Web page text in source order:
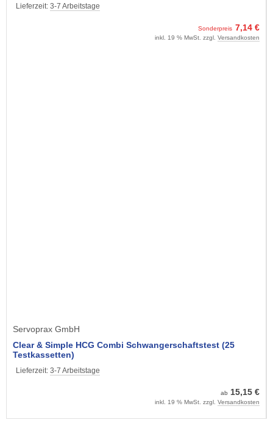
Lieferzeit: 3-7 Arbeitstage
Sonderpreis 7,14 €
inkl. 19 % MwSt. zzgl. Versandkosten
Servoprax GmbH
Clear & Simple HCG Combi Schwangerschaftstest (25
Testkassetten)
Lieferzeit: 3-7 Arbeitstage
ab 15,15 €
inkl. 19 % MwSt. zzgl. Versandkosten